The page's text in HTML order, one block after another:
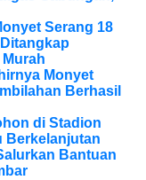
Serang 18
Monyet
Berhasil
di Stadion
Berkelanjutan
Bantuan